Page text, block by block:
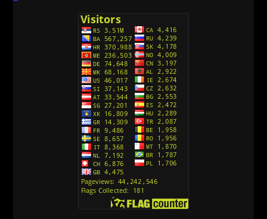
Avanture Kida Opasnost (Sinhronizovano na
Action Man (Sinhronizovano na Hrvatski)
Action Man (2000) Sinhronizovano na Hrvatski
Andjeoski Prijatelji (Sinhronizovano na Srpski)
Ajkuca (Sharkdog) Sinhronizovano na Srpski
Alvin i veverice (Alvinnn!!! And the Chipmunks)
Sinhronizovano na Srpski